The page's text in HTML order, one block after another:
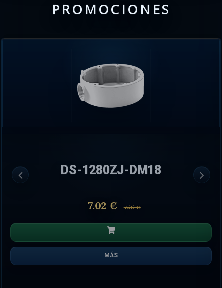
PROMOCIONES
DS-1280ZJ-DM18
7.02 € 7.55 €
MÁS